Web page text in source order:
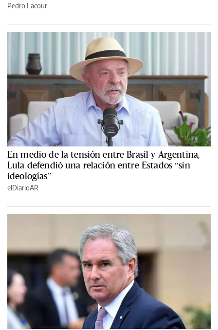
Pedro Lacour
En medio de la tensión entre Brasil y Argentina,
Lula defendió una relación entre Estados “sin
ideologías”
elDiarioAR